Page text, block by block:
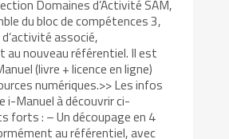
Domaines d’Activité SAM,
du bloc de compétences 3,
associé,
au nouveau référentiel. Il est
(livre + licence en ligne)
numériques.>> Les infos
i-Manuel à découvrir ci-
forts : – Un découpage en 4
au référentiel, avec